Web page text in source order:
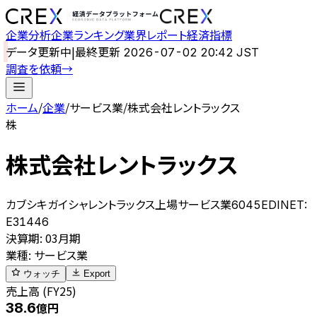
企業分析企業ランキング業界レポート経済指標
データ更新中|最終更新 2026-07-02 20:42 JST
調査を依頼→
ホーム/企業/サービス業/株式会社レントラックス
株
株式会社レントラックス
カブシキガイシャレントラックス 上場サービス業6045EDINET:
E31446
決算期: 03月期
業種: サービス業
ウォッチ Export
売上高 (FY25)
38.6億円